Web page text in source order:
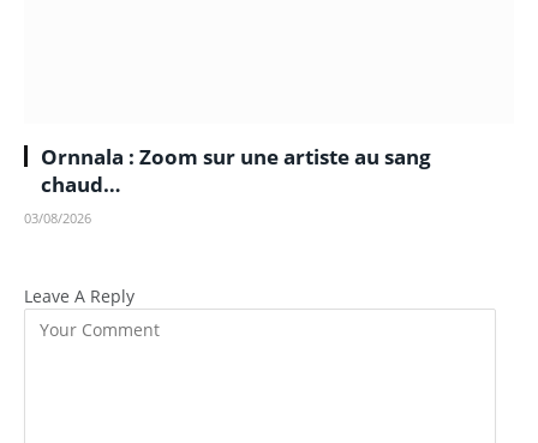
Ornnala : Zoom sur une artiste au sang
chaud…
03/08/2026
Leave A Reply